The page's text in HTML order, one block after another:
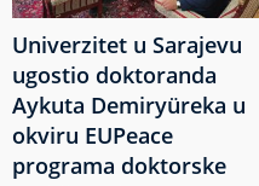
Univerzitet u Sarajevu
ugostio doktoranda
Aykuta Demiryüreka u
okviru EUPeace
programa doktorske